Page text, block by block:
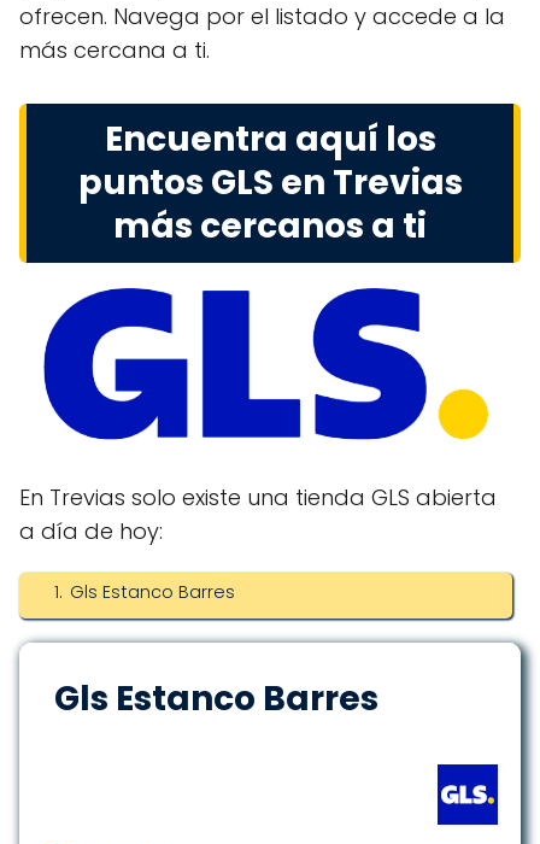
ofrecen. Navega por el listado y accede a la
más cercana a ti.
Encuentra aquí los
puntos GLS en Trevias
más cercanos a ti
En Trevias solo existe una tienda GLS abierta
a día de hoy:
Gls Estanco Barres
Gls Estanco Barres